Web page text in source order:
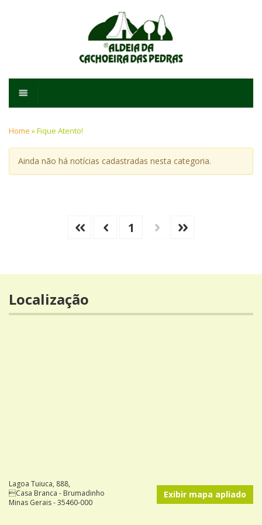
Home »Fique Atento!
Ainda não há notícias cadastradas nesta categoria.
1
Localização
Exibir mapa apliado
Lagoa Tuiuca, 888,
Casa Branca - Brumadinho
Minas Gerais - 35460-000